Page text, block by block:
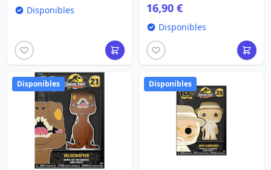
Disponibles 16,90 €
Disponibles
Disponibles Disponibles